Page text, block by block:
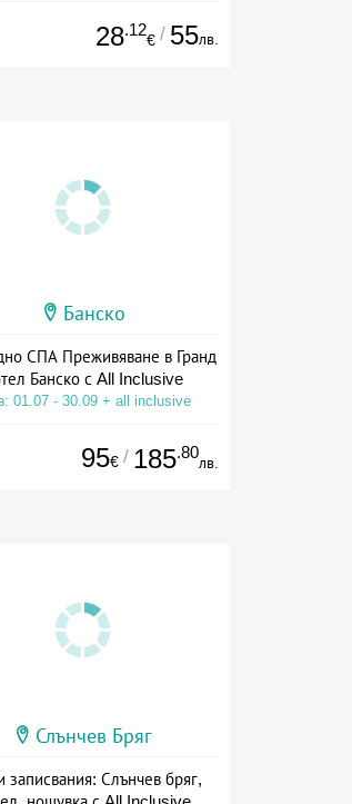
28.12
€ / 55лв.
Банско
СПА Преживяване в Гранд
Банско с All Inclusive
01.07 - 30.09 + all inclusive
95€ / 185.80
лв.
Слънчев Бряг
записвания: Слънчев бряг,